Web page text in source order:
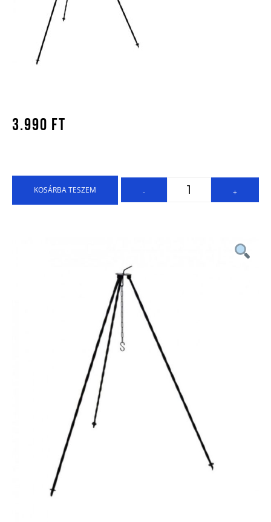
3.990 Ft
- +
KOSÁRBA TESZEM